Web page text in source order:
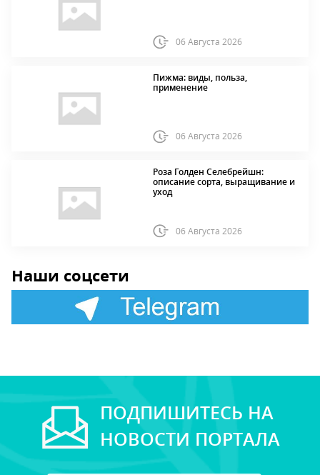
06 Августа 2026
Пижма: виды, польза,
применение
06 Августа 2026
Роза Голден Селебрейшн:
описание сорта, выращивание и
уход
06 Августа 2026
Наши соцсети
ПОДПИШИТЕСЬ НА
НОВОСТИ ПОРТАЛА